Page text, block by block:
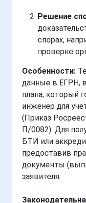
Решение
спорах,
проверке
Особенности:
данные в ЕГРН, в
плана, который
инженер для
(Приказ
П/0082). Для
БТИ или
предоставив
документы
заявителя.